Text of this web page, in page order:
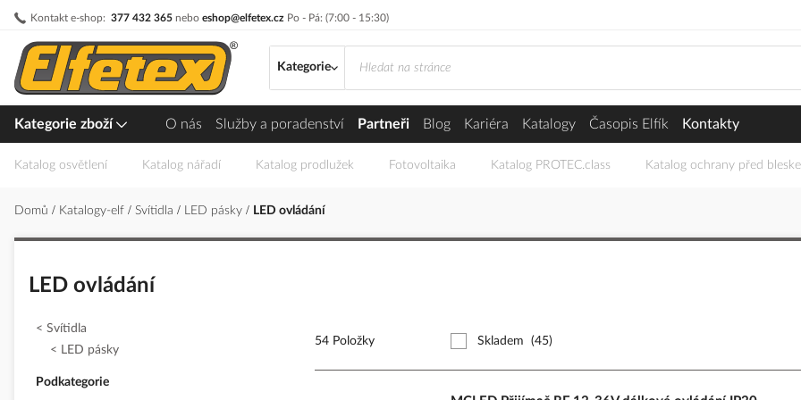
Kontakt e-shop: 377 432 365 nebo eshop@elfetex.cz Po - Pá: (7:00 - 15:30)
Přejít
obsah
Kategorie
Kategorie zboží O nás Služby a poradenství Partneři Blog Kariéra Katalogy Časopis Elfík Kontakty
Katalog osvětlení Katalog nářadí Katalog prodlužek Fotovoltaika Katalog PROTEC.class Katalog ochrany před
Domů Katalogy-elf Svítidla LED pásky LED ovládání
LED ovládání
54 Položky Skladem (45)
Svítidla
LED pásky
Podkategorie